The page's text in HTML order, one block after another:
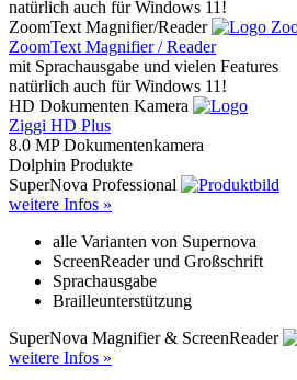
natürlich auch für Windows 11!
ZoomText Magnifier/Reader
ZoomText Magnifier / Reader
mit Sprachausgabe und vielen Features
natürlich auch für Windows 11!
HD Dokumenten Kamera
Ziggi HD Plus
8.0 MP Dokumentenkamera
Dolphin Produkte
SuperNova Professional
weitere Infos »
alle Varianten von Supernova
ScreenReader und Großschrift
Sprachausgabe
Brailleunterstützung
SuperNova Magnifier & ScreenReader
weitere Infos »